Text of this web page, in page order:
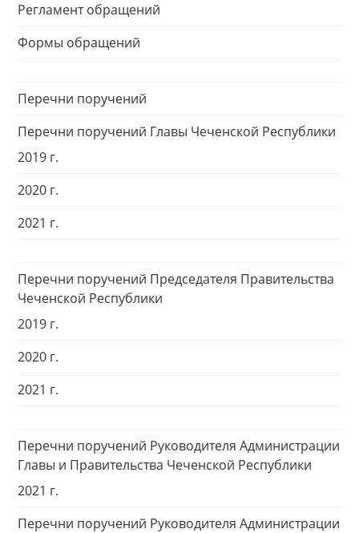
Регламент обращений
Формы обращений
Перечни поручений
Перечни поручений Главы Чеченской Республики
2019 г.
2020 г.
2021 г.
Перечни поручений Председателя Правительства
Чеченской Республики
2019 г.
2020 г.
2021 г.
Перечни поручений Руководителя Администрации
Главы и Правительства Чеченской Республики
2021 г.
Перечни поручений Руководителя Администрации